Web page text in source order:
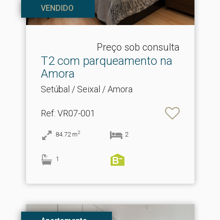
VENDIDO
Preço sob consulta
T2 com parqueamento na
Amora
Setúbal / Seixal / Amora
Ref: VR07-001
84.72 m2 2
1